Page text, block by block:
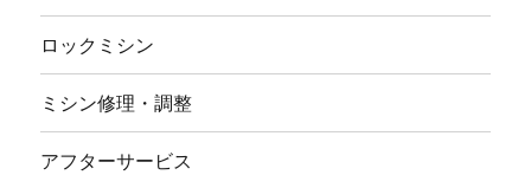
ロックミシン
ミシン修理・調整
アフターサービス